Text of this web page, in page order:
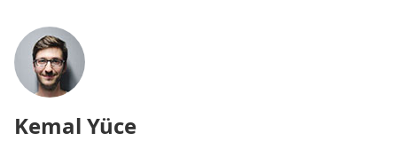
Kemal Yüce